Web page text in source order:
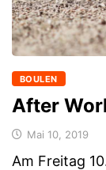
BOULEN
After
Mai 10, 2019
Am Freitag